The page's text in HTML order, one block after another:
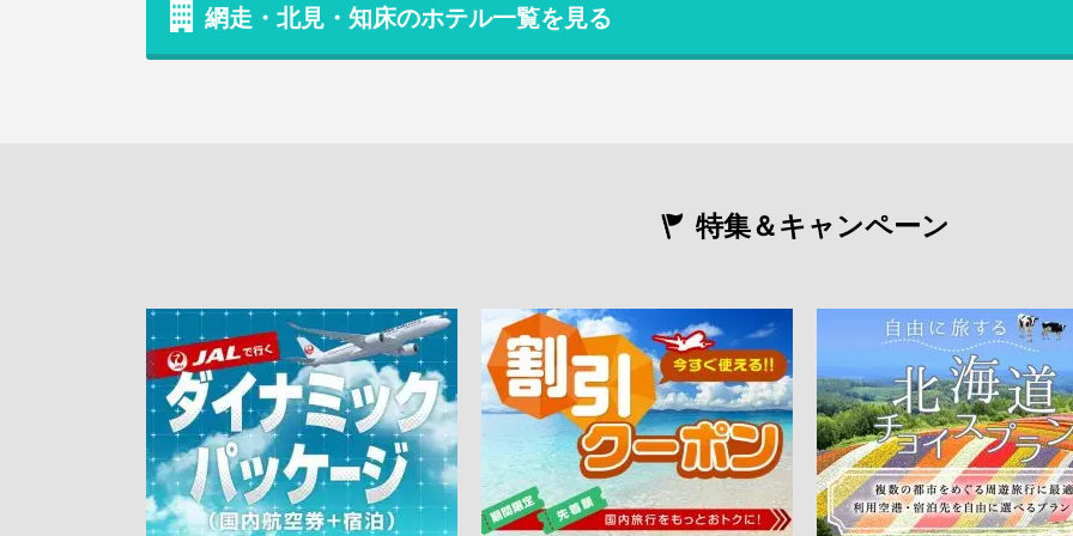
網走・北見・知床のホテル一覧を見る
特集＆キャンペーン